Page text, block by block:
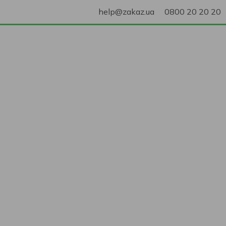
help@zakaz.ua 0800 20 20 20